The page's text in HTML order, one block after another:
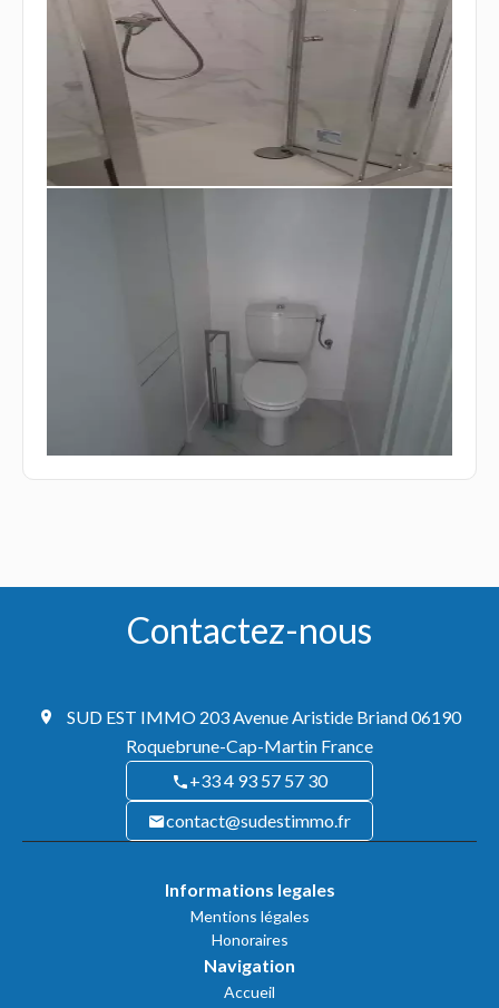
Contactez-nous
SUD EST IMMO 203 Avenue Aristide Briand06190
Roquebrune-Cap-Martin France
+33 4 93 57 57 30
contact@sudestimmo.fr
Informations legales
Mentions légales
Honoraires
Navigation
Accueil